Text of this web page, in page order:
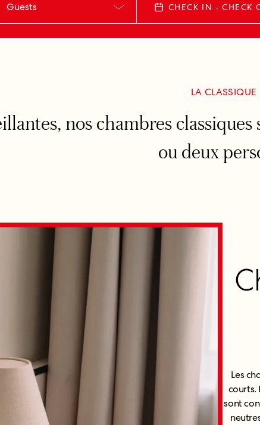
Guests CHECK IN - CHECK
LA CLASSIQUE
nos chambres
ou deux
Les
courts.
sont